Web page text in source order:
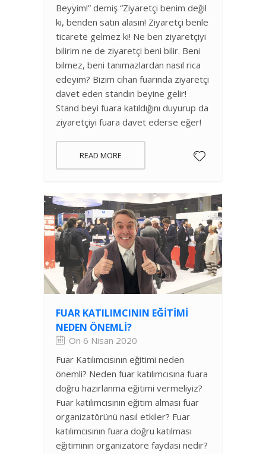
Beyyim!” demiş “Ziyaretçi benim değil
ki, benden satın alasın! Ziyaretçi benle
ticarete gelmez ki! Ne ben ziyaretçiyi
bilirim ne de ziyaretçi beni bilir. Beni
bilmez, beni tanımazlardan nasıl rica
edeyim? Bizim cihan fuarında ziyaretçi
davet eden standın beyine gelir!
Stand beyi fuara katıldığını duyurup da
ziyaretçiyi fuara davet ederse eğer!
READ MORE
FUAR KATILIMCININ EĞITIMI
NEDEN ÖNEMLI?
On 6 Nisan 2020
Fuar Katılımcısının eğitimi neden
önemli? Neden fuar katılımcısına fuara
doğru hazırlanma eğitimi vermeliyiz?
Fuar katılımcısının eğitim alması fuar
organizatörünü nasıl etkiler? Fuar
katılımcısının fuara doğru katılması
eğitiminin organizatöre faydası nedir?